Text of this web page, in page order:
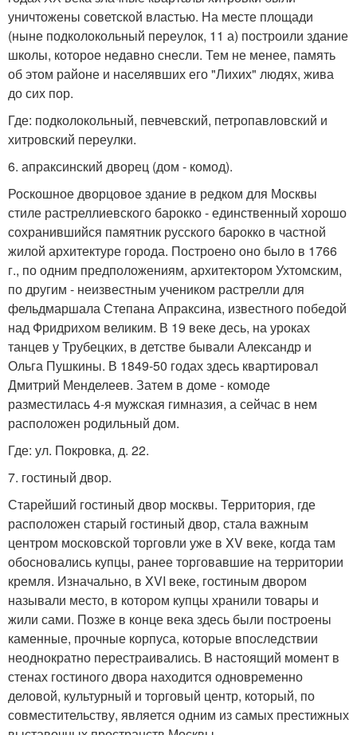
уничтожены советской властью. На месте площади
(ныне подколокольный переулок, 11 а) построили здание
школы, которое недавно снесли. Тем не менее, память
об этом районе и населявших его "Лихих" людях, жива
до сих пор.
Где: подколокольный, певчевский, петропавловский и
хитровский переулки.
6. апраксинский дворец (дом - комод).
Роскошное дворцовое здание в редком для Москвы
стиле растреллиевского барокко - единственный хорошо
сохранившийся памятник русского барокко в частной
жилой архитектуре города. Построено оно было в 1766
г., по одним предположениям, архитектором Ухтомским,
по другим - неизвестным учеником растрелли для
фельдмаршала Степана Апраксина, известного победой
над Фридрихом великим. В 19 веке десь, на уроках
танцев у Трубецких, в детстве бывали Александр и
Ольга Пушкины. В 1849-50 годах здесь квартировал
Дмитрий Менделеев. Затем в доме - комоде
разместилась 4-я мужская гимназия, а сейчас в нем
расположен родильный дом.
Где: ул. Покровка, д. 22.
7. гостиный двор.
Старейший гостиный двор москвы. Территория, где
расположен старый гостиный двор, стала важным
центром московской торговли уже в XV веке, когда там
обосновались купцы, ранее торговавшие на территории
кремля. Изначально, в XVI веке, гостиным двором
называли место, в котором купцы хранили товары и
жили сами. Позже в конце века здесь были построены
каменные, прочные корпуса, которые впоследствии
неоднократно перестраивались. В настоящий момент в
стенах гостиного двора находится одновременно
деловой, культурный и торговый центр, который, по
совместительству, является одним из самых престижных